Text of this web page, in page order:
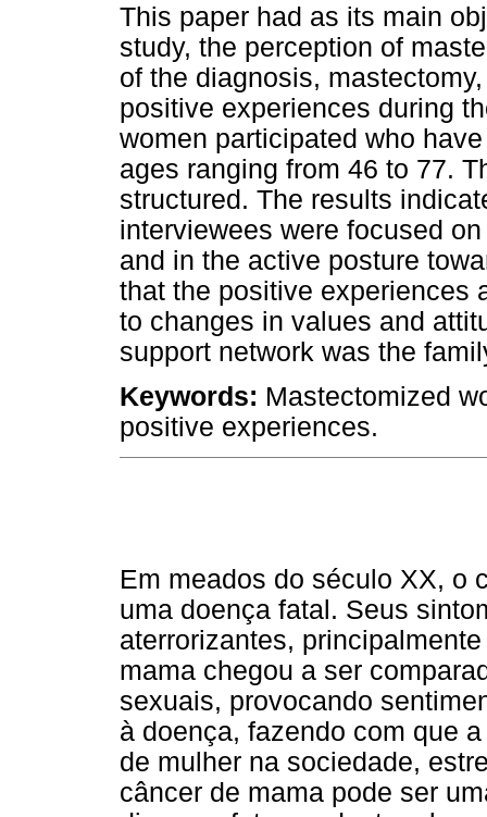
This paper had as its main
study, the perception of
of the diagnosis,
positive experiences during
women participated who
ages ranging from 46 to 77.
structured. The results
interviewees were focused
and in the active posture
that the positive experiences
to changes in values and
support network was the
Keywords: Mastectomized
positive experiences.
Em meados do século XX, o
uma doença fatal. Seus
aterrorizantes,
mama chegou a ser
sexuais, provocando
à doença, fazendo com que
de mulher na sociedade,
câncer de mama pode ser